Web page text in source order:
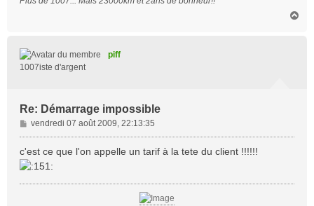
piff
1007iste d'argent
Re: Démarrage impossible
M
e
s
s
a
g
vendredi 07 août 2009, 22:13:35
c'est ce que l'on appelle un tarif à la tete du client !!!!!!